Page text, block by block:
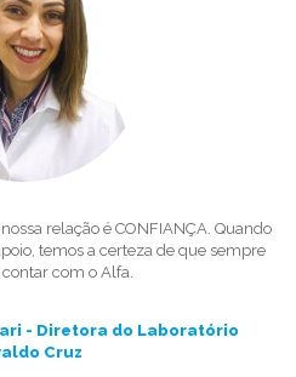
relação é CONFIANÇA. Quando
temos a certeza de que sempre
com o Alfa.
- Diretora do Laboratório
Cruz